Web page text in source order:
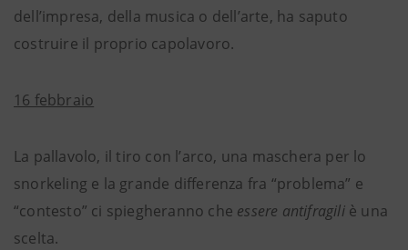
dell’impresa, della musica o dell’arte, ha saputo
costruire il proprio capolavoro.
16 febbraio
La pallavolo, il tiro con l’arco, una maschera per lo
snorkeling e la grande differenza fra “problema” e
“contesto” ci spiegheranno che essere antifragili è una
scelta.